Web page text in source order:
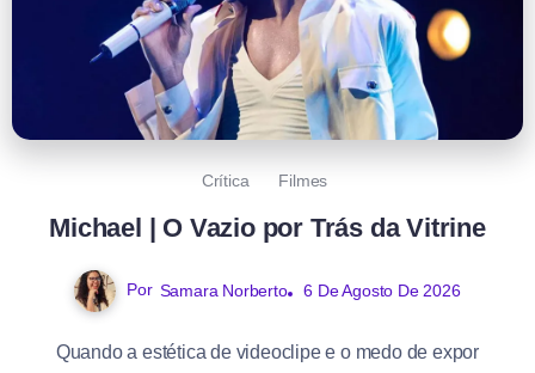
Crítica Filmes
Michael | O Vazio por Trás da Vitrine
Por Samara Norberto 6 De Agosto De 2026
Quando a estética de videoclipe e o medo de expor